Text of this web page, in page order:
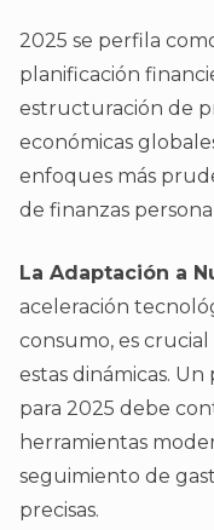
2025 se perfila
planificación
estructuración de
económicas
enfoques más
de finanzas
La Adaptación a
aceleración
consumo, es
estas dinámicas.
para 2025 debe
herramientas
seguimiento de
precisas.